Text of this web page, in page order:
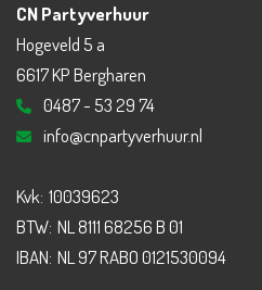
CN Partyverhuur
Hogeveld 5 a
6617 KP Bergharen
0487 - 53 29 74
info@cnpartyverhuur.nl
Kvk: 10039623
BTW: NL 8111 68256 B 01
IBAN: NL 97 RABO 0121530094